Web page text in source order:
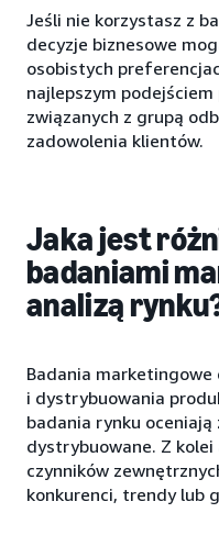
Jeśli nie korzystasz z
decyzje biznesowe
osobistych
najlepszym
związanych z grupą
zadowolenia klientów.
Jaka jest
badaniami
analizą
Badania
i dystrybuowania
badania rynku oceniają
dystrybuowane. Z
czynników
konkurenci, trendy lub